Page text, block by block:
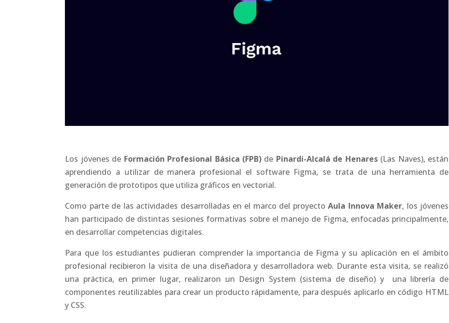
Los jóvenes de Formación Profesional Básica (FPB) de Pinardi-Alcalá de Henares(Las Naves), están
aprendiendo a utilizar de manera profesional el software Figma, se trata de una herramienta de
generación de prototipos que utiliza gráficos en vectorial.
Como parte de las actividades desarrolladas en el marco del proyectoAula Innova Maker, los jóvenes
han participado de distintas sesiones formativas sobre el manejo de Figma, enfocadas principalmente,
en desarrollar competencias digitales.
Para que los estudiantes pudieran comprender la importancia de Figma y su aplicación en el ámbito
profesional recibieron la visita de una diseñadora y desarrolladora web. Durante esta visita, se realizó
una práctica, en primer lugar, realizaron un Design System (sistema de diseño) y una librería de
componentes reutilizables para crear un producto rápidamente, para después aplicarlo en código HTML
y CSS.